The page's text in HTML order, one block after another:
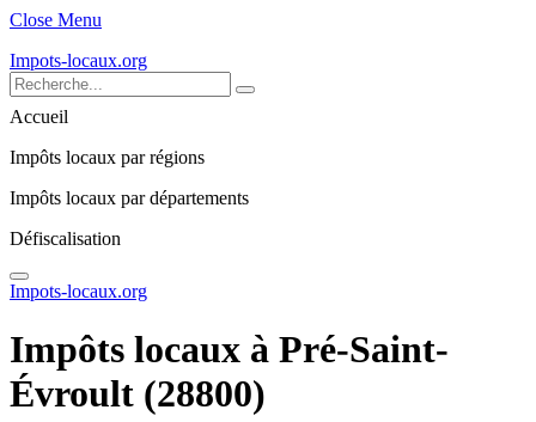
Close Menu
Impots-locaux.org
Accueil
Impôts locaux par régions
Impôts locaux par départements
Défiscalisation
Impots-locaux.org
Impôts locaux à Pré-Saint-
Évroult (28800)